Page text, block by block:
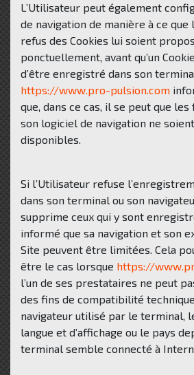
L’Utilisateur peut également
de navigation de manière à ce que
refus des Cookies lui soient
ponctuellement, avant qu’un
d’être enregistré dans son
https://www.pro-pulsion.com
que, dans ce cas, il se peut que
son logiciel de navigation ne
disponibles.
Si l’Utilisateur refuse
dans son terminal ou son
supprime ceux qui y sont
informé que sa navigation et son
Site peuvent être limitées. Cela
être le cas lorsque https://
l’un de ses prestataires ne peut
des fins de compatibilité
navigateur utilisé par le terminal,
langue et d’affichage ou le pays
terminal semble connecté à